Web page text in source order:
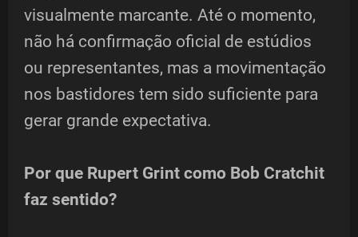
visualmente marcante. Até o momento,
não há confirmação oficial de estúdios
ou representantes, mas a movimentação
nos bastidores tem sido suficiente para
gerar grande expectativa.
Por que Rupert Grint como Bob Cratchit
faz sentido?